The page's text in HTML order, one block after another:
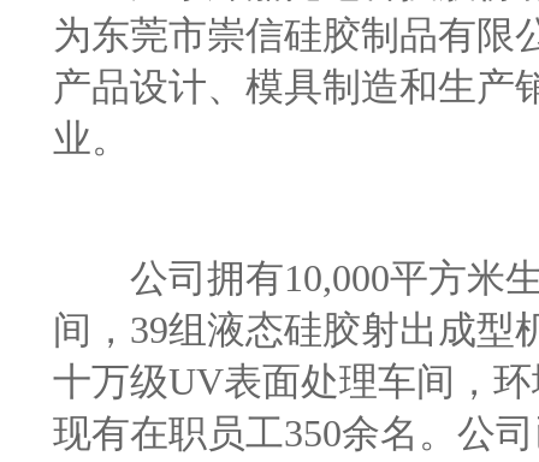
为东莞市崇信硅胶制品有限
产品设计、模具制造和生产
业。
公司拥有10,000平方米
间，39组液态硅胶射出成型
十万级UV表面处理车间，
现有在职员工350余名。公